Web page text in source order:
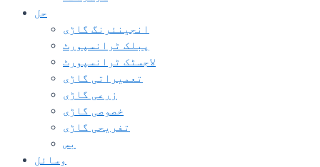
حل
انجینئرنگ گاڑی
پبلک ٹرانسپورٹ
لاجسٹک ٹرانسپورٹ
تعمیراتی گاڑی
زرعی گاڑی
خصوصی گاڑی
تفریحی گاڑی
بس
وسائل